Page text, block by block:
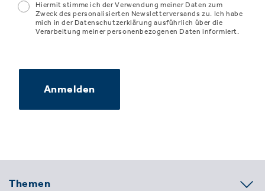
Hiermit stimme ich der Verwendung meiner Daten zum
Zweck des personalisierten Newsletterversands zu. Ich habe
mich in der Datenschutzerklärung ausführlich über die
Verarbeitung meiner personenbezogenen Daten informiert.
Anmelden
Themen